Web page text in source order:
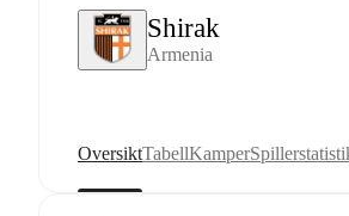
Shirak
Armenia
OversiktTabellKamper